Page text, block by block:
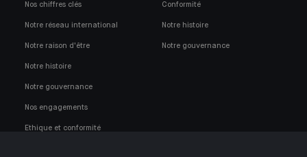
Nos chiffres clés
Notre réseau international
Notre raison d'être
Notre histoire
Notre gouvernance
Nos engagements
Ethique et conformité
Conformité
Notre histoire
Notre gouvernance